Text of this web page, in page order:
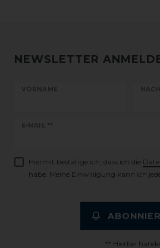
NEWSLETTER
VORNAME
E-MAIL **
Newsletter
Hiermit bestätige ich, dass ich die
habe. Meine Einwilligung kann ich
** Hierbei